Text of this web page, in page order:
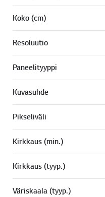
Koko (cm)
Resoluutio
Paneelityyppi
Kuvasuhde
Pikseliväli
Kirkkaus (min.)
Kirkkaus (tyyp.)
Väriskaala (tyyp.)